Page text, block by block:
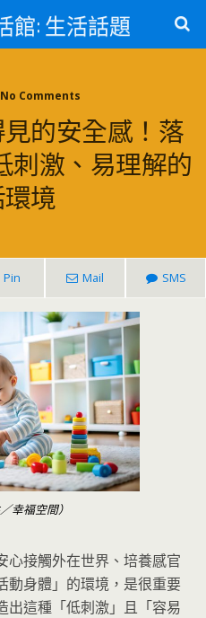
館: 生活話題
No Comments
的安全感！落
刺激、易理解的
境
Pin Mail SMS
幸福空間）
心接觸外在世界、培養感官
動身體」的環境，是很重要
出這種「低刺激」且「容易